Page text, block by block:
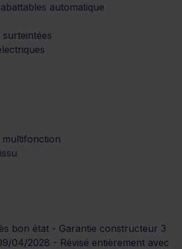
automatique
bon état - Garantie constructeur 3
04/2028 - Révisé entièrement avec